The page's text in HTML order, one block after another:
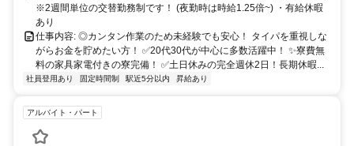
※2週間単位の交替勤務制です！ (夜勤時は時給1.25倍~) ・有給休暇
あり
仕事内容: ◎カンタン作業のため未経験でも安心！ タイパを重視しな
がらお金を貯めたい方！ ✅20代30代が中心に多数活躍中！ ✨寮費無
料の家具家電付きの寮完備！ ✅土日休みの完全週休2日！長期休暇...
社員登用あり 固定時間制 駅近5分以内 昇給あり
アルバイト・パート